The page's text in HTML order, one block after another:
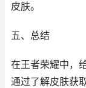
皮肤。
五、总结
在王者荣耀中，
通过了解皮肤获